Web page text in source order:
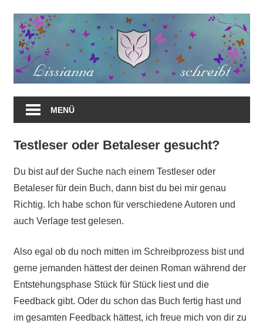
springen
MENÜ
Testleser oder Betaleser gesucht?
Du bist auf der Suche nach einem Testleser oder
Betaleser für dein Buch, dann bist du bei mir genau
Richtig. Ich habe schon für verschiedene Autoren und
auch Verlage test gelesen.
Also egal ob du noch mitten im Schreibprozess bist und
gerne jemanden hättest der deinen Roman während der
Entstehungsphase Stück für Stück liest und die
Feedback gibt. Oder du schon das Buch fertig hast und
im gesamten Feedback hättest, ich freue mich von dir zu